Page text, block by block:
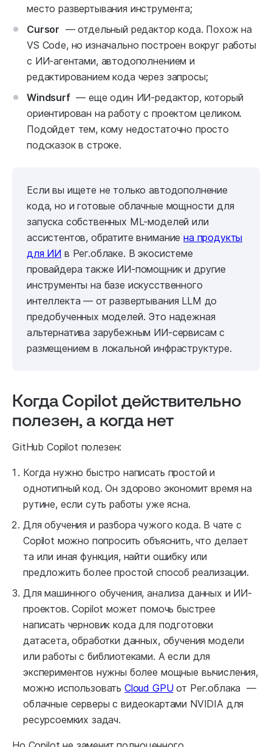
место развертывания инструмента;
Cursor — отдельный редактор кода. Похож на
VS Code, но изначально построен вокруг работы
с ИИ-агентами, автодополнением и
редактированием кода через запросы;
Windsurf— еще один ИИ-редактор, который
ориентирован на работу с проектом целиком.
Подойдет тем, кому недостаточно просто
подсказок в строке.
Если вы ищете не только автодополнение
кода, но и готовые облачные мощности для
запуска собственных ML-моделей или
ассистентов, обратите вниманиена продукты
для ИИ в Рег.облаке. В экосистеме
провайдера также ИИ-помощник и другие
инструменты на базе искусственного
интеллекта — от развертывания LLM до
предобученных моделей. Это надежная
альтернатива зарубежным ИИ-сервисам с
размещением в локальной инфраструктуре.
Когда Copilot действительно
полезен, а когда нет
GitHub Copilot полезен:
Когда нужно быстро написать простой и
однотипный код. Он здорово экономит время на
рутине, если суть работы уже ясна.
Для обучения и разбора чужого кода. В чате с
Copilot можно попросить объяснить, что делает
та или иная функция, найти ошибку или
предложить более простой способ реализации.
Для машинного обучения, анализа данных и ИИ-
проектов. Copilot может помочь быстрее
написать черновик кода для подготовки
датасета, обработки данных, обучения модели
или работы с библиотеками. А если для
экспериментов нужны более мощные вычисления,
можно использовать Cloud GPU от Рег.облака —
облачные серверы с видеокартами NVIDIA для
ресурсоемких задач.